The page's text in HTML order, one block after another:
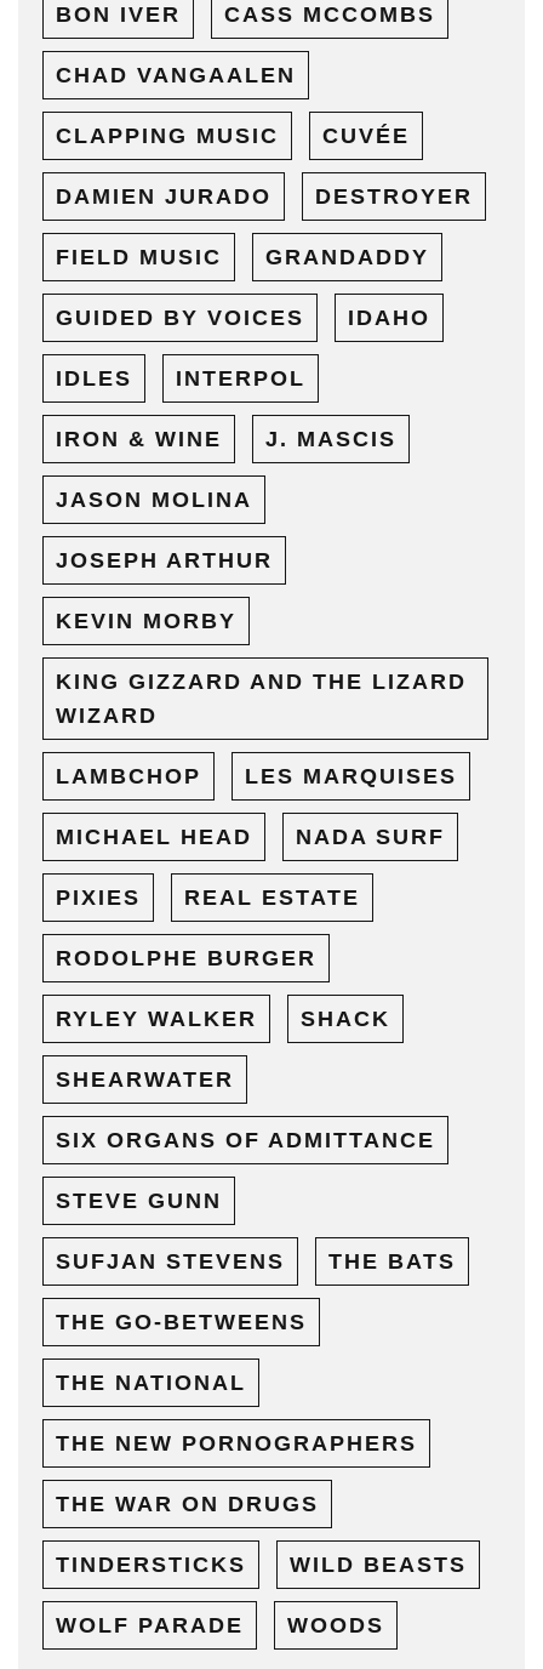
BON IVER CASS MCCOMBS
CHAD VANGAALEN
CLAPPING MUSIC CUVÉE
DAMIEN JURADO DESTROYER
FIELD MUSIC GRANDADDY
GUIDED BY VOICES IDAHO
IDLES INTERPOL
IRON & WINE J. MASCIS
JASON MOLINA
JOSEPH ARTHUR
KEVIN MORBY
KING GIZZARD AND THE LIZARD
WIZARD
LAMBCHOP LES MARQUISES
MICHAEL HEAD NADA SURF
PIXIES REAL ESTATE
RODOLPHE BURGER
RYLEY WALKER SHACK
SHEARWATER
SIX ORGANS OF ADMITTANCE
STEVE GUNN
SUFJAN STEVENS THE BATS
THE GO-BETWEENS
THE NATIONAL
THE NEW PORNOGRAPHERS
THE WAR ON DRUGS
TINDERSTICKS WILD BEASTS
WOLF PARADE WOODS